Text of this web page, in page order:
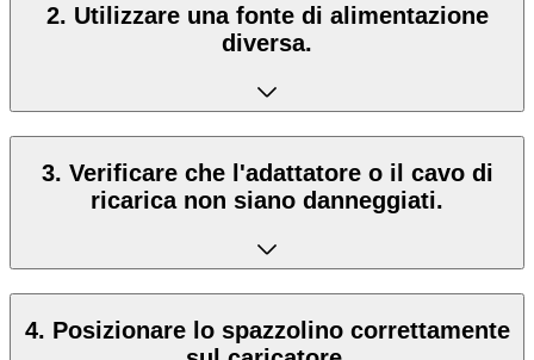
2. Utilizzare una fonte di alimentazione
diversa.
3. Verificare che l'adattatore o il cavo di
ricarica non siano danneggiati.
4. Posizionare lo spazzolino correttamente